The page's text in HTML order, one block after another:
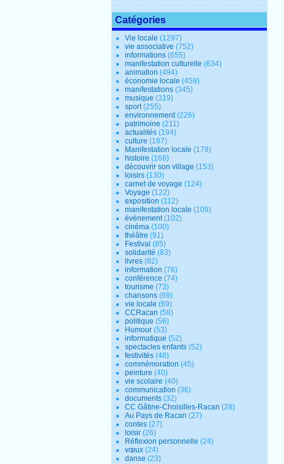
Catégories
Vie locale (1297)
vie associative (752)
informations (655)
manifestation culturelle (634)
animation (494)
économie locale (459)
manifestations (345)
musique (319)
sport(255)
environnement(226)
patrimoine (211)
actualités (194)
culture (187)
Manifestation locale (178)
histoire (168)
découvrir son village (153)
loisirs (130)
carnet de voyage (124)
Voyage (122)
exposition (112)
manifestation locale (109)
évènement(102)
cinéma (100)
théâtre (91)
Festival (85)
solidarité (83)
livres (82)
information (76)
conférence (74)
tourisme (73)
chansons (69)
vie locale (69)
CCRacan (58)
politique (56)
Humour (53)
informatique (52)
spectacles enfants (52)
festivités (48)
commémoration (45)
peinture (40)
vie scolaire (40)
communication (36)
documents (32)
CC Gâtine-Choisilles-Racan (28)
Au Pays de Racan (27)
contes (27)
loisir (26)
Réflexion personnelle (24)
vœux (24)
danse (23)